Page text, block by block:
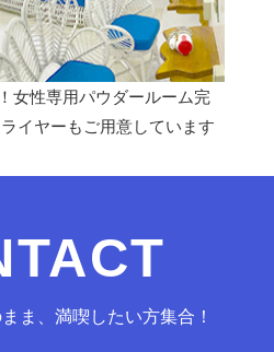
女性専用パウダールーム完
イヤーもご用意しています
ま、満喫したい方集合！